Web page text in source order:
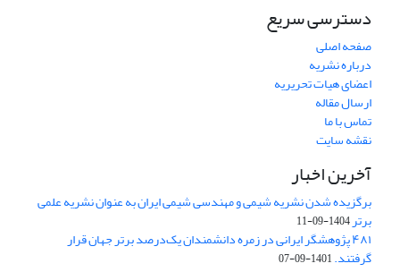
دسترسی سریع
صفحه اصلی
درباره نشریه
اعضای هیات تحریریه
ارسال مقاله
تماس با ما
نقشه سایت
آخرین اخبار
برگزیده شدن نشریه شیمی و مهندسی شیمی ایران به عنوان نشریه علمی
برتر1404-09-11
۴۸۱ پژوهشگر ایرانی در زمره دانشمندان یک‌درصد برتر جهان قرار
گرفتند.1401-09-07